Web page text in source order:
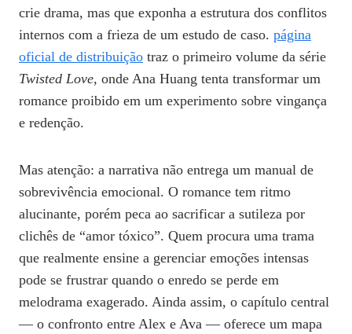
crie drama, mas que exponha a estrutura dos conflitos
internos com a frieza de um estudo de caso. página
oficial de distribuição traz o primeiro volume da série
Twisted Love, onde Ana Huang tenta transformar um
romance proibido em um experimento sobre vingança
e redenção.
Mas atenção: a narrativa não entrega um manual de
sobrevivência emocional. O romance tem ritmo
alucinante, porém peca ao sacrificar a sutileza por
clichês de “amor tóxico”. Quem procura uma trama
que realmente ensine a gerenciar emoções intensas
pode se frustrar quando o enredo se perde em
melodrama exagerado. Ainda assim, o capítulo central
— o confronto entre Alex e Ava — oferece um mapa